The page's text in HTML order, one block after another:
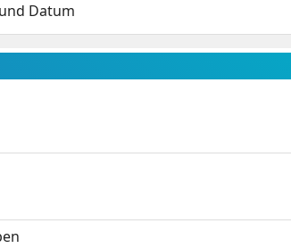
Datum